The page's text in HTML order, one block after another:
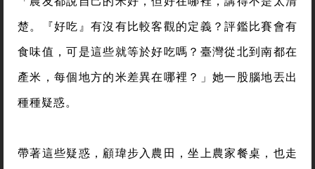
楚。『好吃』有沒有比較客觀的定義？評鑑比賽會有
食味值，可是這些就等於好吃嗎？臺灣從北到南都在
產米，每個地方的米差異在哪裡？」她一股腦地丟出
種種疑惑。
帶著這些疑惑，顧瑋步入農田，坐上農家餐桌，也走